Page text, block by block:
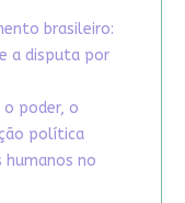
brasileiro:
a disputa por
o poder, o
política
no